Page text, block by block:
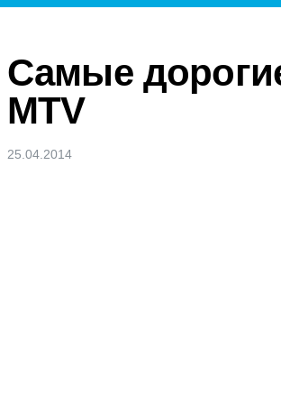
Самые
MTV
25.04.2014